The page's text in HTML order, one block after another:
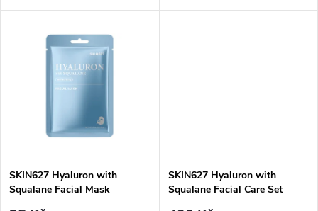
k
SKIN627 Hyaluron with
Squalane Facial Mask
SKIN627 Hyaluron with
Squalane Facial Care Set